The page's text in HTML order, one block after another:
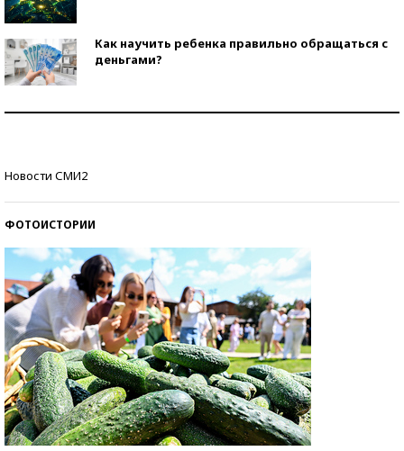
Как научить ребенка правильно обращаться с
деньгами?
Новости СМИ2
ФОТОИСТОРИИ